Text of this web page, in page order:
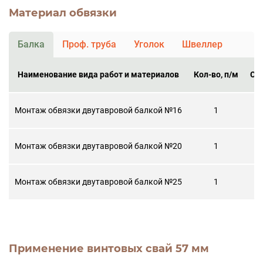
Материал обвязки
Балка Проф. труба Уголок Швеллер
Наименование вида работ и материалов Кол-во, п/м
Монтаж обвязки двутавровой балкой №16 1
Монтаж обвязки двутавровой балкой №20 1
Монтаж обвязки двутавровой балкой №25 1
Применение винтовых свай 57 мм